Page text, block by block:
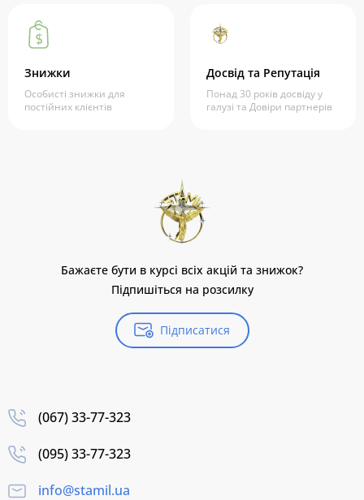
Знижки
Особисті знижки для
постійних клієнтів
Досвід та Репутація
Понад 30 років досвіду у
галузі та Довіри партнерів
Бажаєте бути в курсі всіх акцій та знижок?
Підпишіться на розсилку
Підписатися
(067) 33-77-323
(095) 33-77-323
info@stamil.ua